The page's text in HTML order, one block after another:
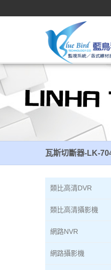
瓦斯切斷器-LK-
類比高清DVR
類比高清攝影機
網路NVR
網路攝影機